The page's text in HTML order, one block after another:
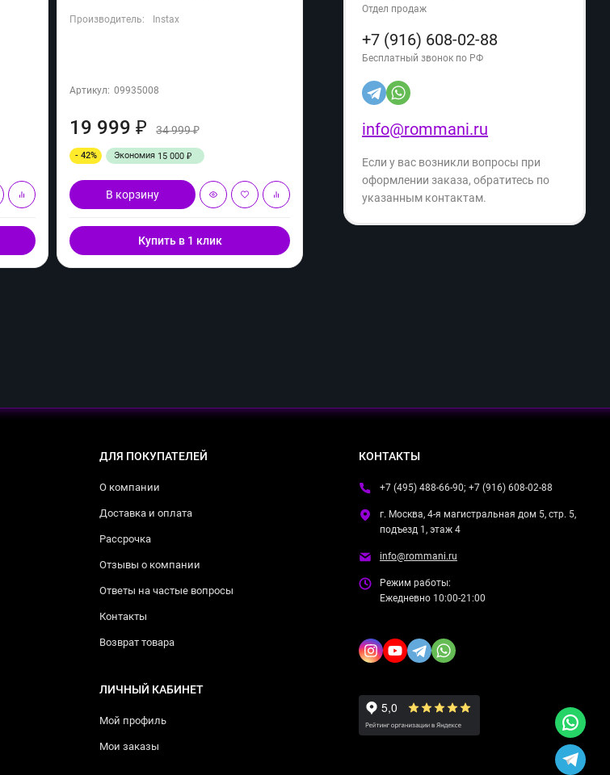
Производитель: Instax
Артикул: 09935008
19 999₽ 34 999₽
- 42% Экономия 15 000₽
В корзину
Купить в 1 клик
Weissgauff TDW 4006 S (q)
Производитель: Weissgauff
Артикул: 09934473
19 999₽ 33 390 ₽
В корзину
Отдел продаж
+7 (916) 608-02-88
Бесплатный звонок по РФ
info@rommani.ru
Если у вас возникли вопросы при
оформлении заказа, обратитесь по
указанным контактам.
ДЛЯ ПОКУПАТЕЛЕЙ
О компании
Доставка и оплата
Рассрочка
Отзывы о компании
Ответы на частые вопросы
Контакты
Возврат товара
ЛИЧНЫЙ КАБИНЕТ
Мой профиль
Мои заказы
КОНТАКТЫ
+7 (495) 488-66-90; +7 (916) 608-02-88
г. Москва, 4-я магистральная дом 5, стр. 5,
подъезд 1, этаж 4
info@rommani.ru
Режим работы:
Ежедневно 10:00-21:00